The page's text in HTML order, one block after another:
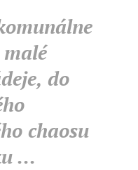
do
chaosu
...